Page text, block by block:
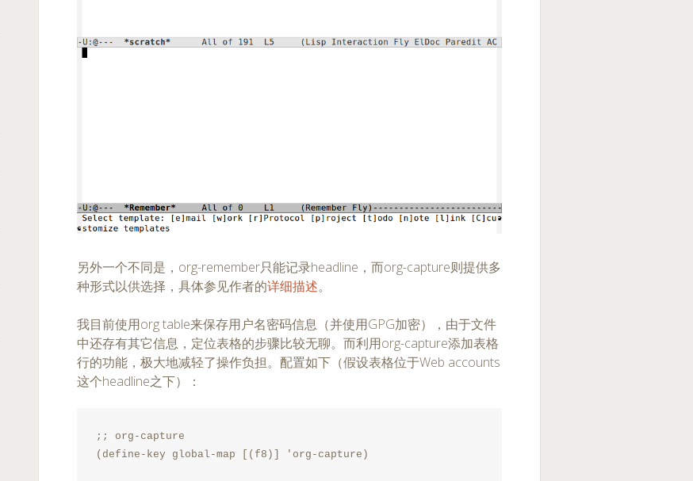
另外一个不同是，org-remember只能记录headline，而org-capture则提供多
种形式以供选择，具体参见作者的详细描述。
我目前使用org table来保存用户名密码信息（并使用GPG加密），由于文件
中还存有其它信息，定位表格的步骤比较无聊。而利用org-capture添加表格
行的功能，极大地减轻了操作负担。配置如下（假设表格位于Web accounts
这个headline之下）：
;; org-capture
(define-key global-map [(f8)] 'org-capture)